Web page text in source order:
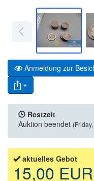
Anmeldung zur
Restzeit
Auktion beendet
aktuelles Gebot
15,00 EUR